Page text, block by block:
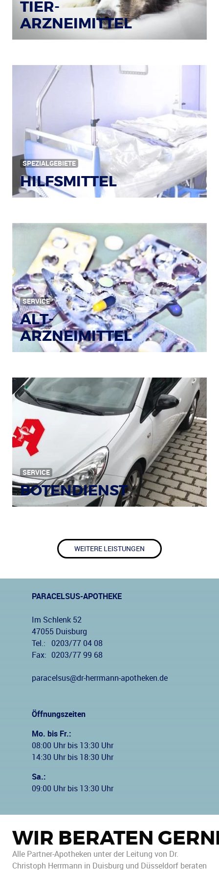
TIER-
ARZNEIMITTEL
SPEZIALGEBIETE
HILFSMITTEL
Bild: © Rainer Sturm / pixelio.de
SERVICE
ALT-
ARZNEIMITTEL
SERVICE
BOTENDIENST
WEITERE LEISTUNGEN
PARACELSUS-APOTHEKE
Im Schlenk 52
47055 Duisburg
Tel.:
0203/77 04 08
Fax:
0203/77 99 68
paracelsus@dr-herrmann-apotheken.de
Öffnungszeiten
Mo. bis Fr.:
08:00 Uhr bis 13:30 Uhr
14:30 Uhr bis 18:30 Uhr
Sa.:
09:00 Uhr bis 13:30 Uhr
WIR BERATEN
Alle Partner-Apotheken unter der Leitung von Dr.
Christoph Herrmann in Duisburg und Düsseldorf beraten